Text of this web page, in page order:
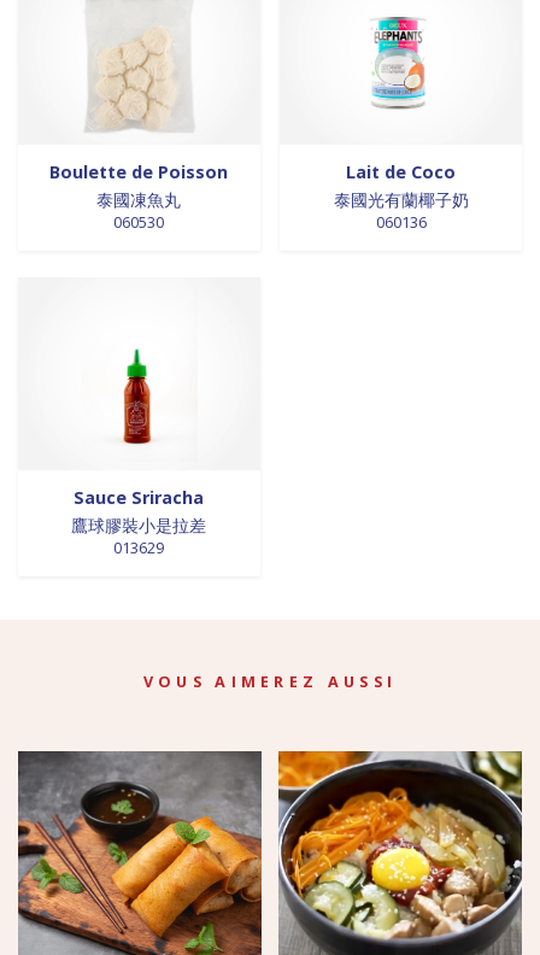
Boulette de Poisson
泰國凍魚丸
060530
Lait de Coco
泰國光有蘭椰子奶
060136
Sauce Sriracha
鷹球膠裝小是拉差
013629
VOUS AIMEREZ AUSSI